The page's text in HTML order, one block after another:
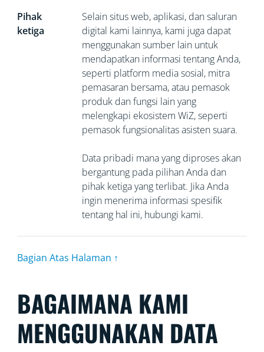
Pihak
ketiga
Selain situs web, aplikasi, dan saluran
digital kami lainnya, kami juga dapat
menggunakan sumber lain untuk
mendapatkan informasi tentang Anda,
seperti platform media sosial, mitra
pemasaran bersama, atau pemasok
produk dan fungsi lain yang
melengkapi ekosistem WiZ, seperti
pemasok fungsionalitas asisten suara.
Data pribadi mana yang diproses akan
bergantung pada pilihan Anda dan
pihak ketiga yang terlibat. Jika Anda
ingin menerima informasi spesifik
tentang hal ini, hubungi kami.
Bagian Atas Halaman ↑
BAGAIMANA KAMI
MENGGUNAKAN DATA